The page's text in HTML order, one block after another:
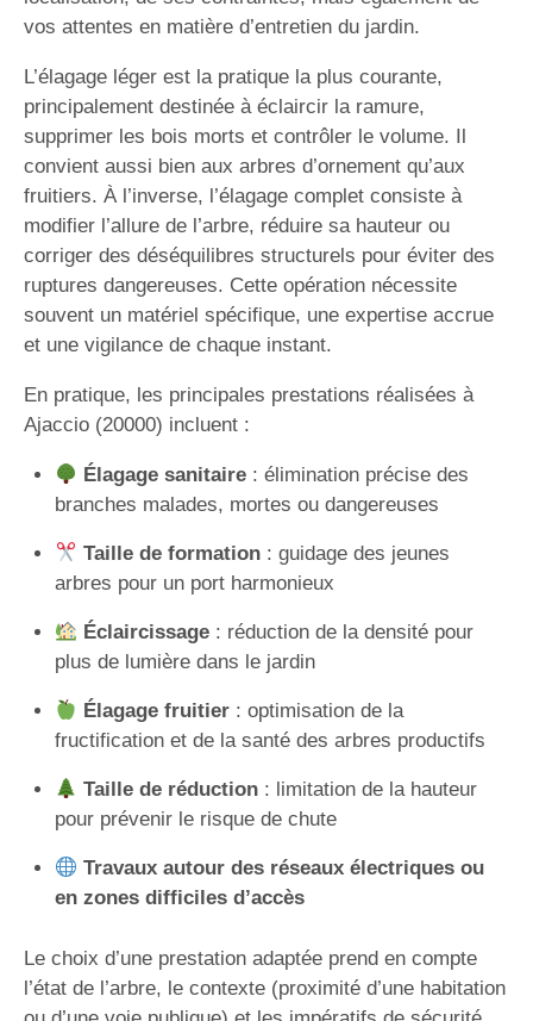
vos attentes en matière d’entretien du jardin.
L’élagage léger est la pratique la plus courante,
principalement destinée à éclaircir la ramure,
supprimer les bois morts et contrôler le volume. Il
convient aussi bien aux arbres d’ornement qu’aux
fruitiers. À l’inverse, l’élagage complet consiste à
modifier l’allure de l’arbre, réduire sa hauteur ou
corriger des déséquilibres structurels pour éviter des
ruptures dangereuses. Cette opération nécessite
souvent un matériel spécifique, une expertise accrue
et une vigilance de chaque instant.
En pratique, les principales prestations réalisées à
Ajaccio (20000) incluent :
Élagage sanitaire: élimination précise des
branches malades, mortes ou dangereuses
Taille de formation: guidage des jeunes
arbres pour un port harmonieux
Éclaircissage: réduction de la densité pour
plus de lumière dans le jardin
Élagage fruitier: optimisation de la
fructification et de la santé des arbres productifs
Taille de réduction: limitation de la hauteur
pour prévenir le risque de chute
Travaux autour des réseaux électriques ou
en zones difficiles d’accès
Le choix d’une prestation adaptée prend en compte
l’état de l’arbre, le contexte (proximité d’une habitation